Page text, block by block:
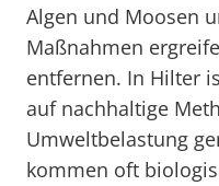
Algen und Moosen
Maßnahmen
entfernen. In Hilter
auf nachhaltige
Umweltbelastung
kommen oft